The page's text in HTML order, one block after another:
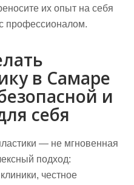
их опыт на себя
профессионалом.
в Самаре
и
себя
— не мгновенная
подход:
честное